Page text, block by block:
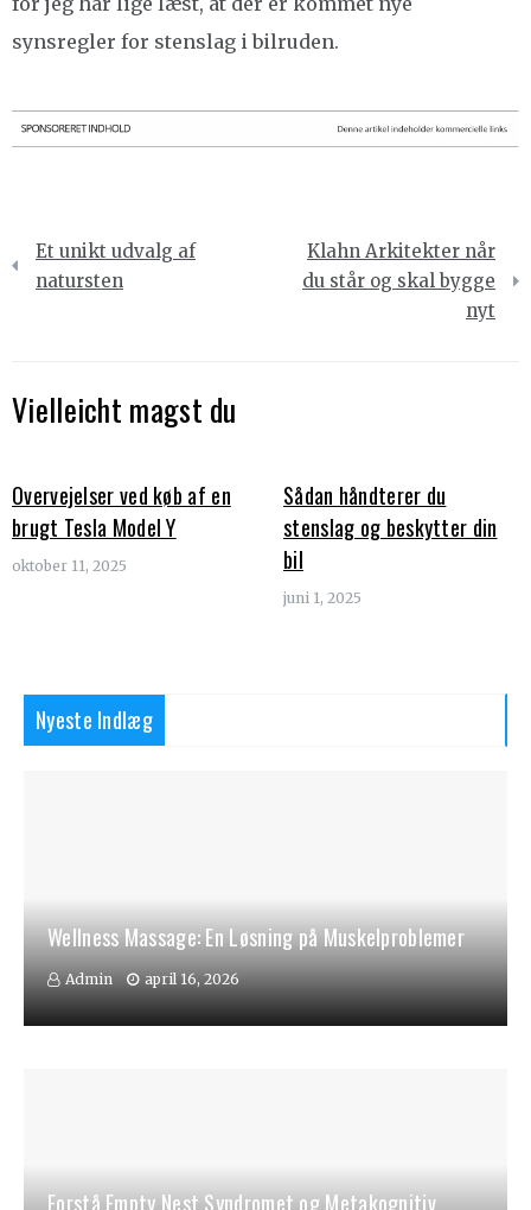
synsregler for stenslag i bilruden.
Indlægsnavigation
Et unikt udvalg af
natursten
Klahn Arkitekter når
du står og skal bygge
nyt
Vielleicht magst du
Overvejelser ved køb af en
brugt Tesla Model Y
oktober 11, 2025
Sådan håndterer du
stenslag og beskytter din
bil
juni 1, 2025
Nyeste Indlæg
Wellness Massage: En Løsning på Muskelproblemer
Admin april 16, 2026
Forstå Empty Nest Syndromet og Metakognitiv